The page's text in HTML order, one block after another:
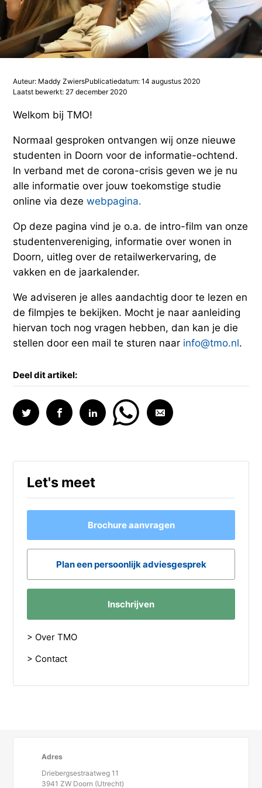
Studieadvisering
INretail Entrepreneur Award
Kosten
Studiefinanciering
Algemene voorwaarden
Studentenvereniging
Doorstromen van MBO naar HBO
INFOcenter
DevelopmentLAB
Contactpersonen
Onze docenten
Studieadvisering
Studiefinanciering
Algemene voorwaarden
Op kamers in Doorn
Doorstromen van MBO naar HBO | Ad
Doorstuderen
Let’s stay in touch
Vacatures in fashion
Adviesorganen & commissies
Werken bij TMO
Stagebedrijven
FAQ
Contact
Mijn TMO
Auteur: Maddy ZwiersPublicatiedatum: 14 augustus 2020
Laatst bewerkt: 27 december 2020
Welkom bij TMO!
Normaal gesproken ontvangen wij onze nieuwe
studenten in Doorn voor de informatie-ochtend.
In verband met de corona-crisis geven we je nu
alle informatie over jouw toekomstige studie
online via dezewebpagina.
Op deze pagina vind je o.a. de intro-film van onze
studentenvereniging, informatie over wonen in
Doorn, uitleg over de retailwerkervaring, de
vakken en de jaarkalender.
We adviseren je alles aandachtig door te lezen en
de filmpjes te bekijken. Mocht je naar aanleiding
hiervan toch nog vragen hebben, dan kan je die
stellen door een mail te sturen naar info@tmo.nl.
Deel dit artikel:
Let's meet
Brochure aanvragen
Plan een persoonlijk adviesgesprek
Inschrijven
> Over TMO
> Contact
Adres
Driebergsestraatweg 11
3941 ZW Doorn (Utrecht)